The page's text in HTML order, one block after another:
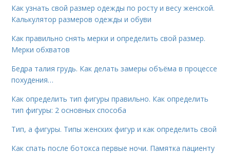
Как узнать свой размер одежды по росту и весу женской.
Калькулятор размеров одежды и обуви
Как правильно снять мерки и определить свой размер.
Мерки обхватов
Бедра талия грудь. Как делать замеры объёма в процессе
похудения…
Как определить тип фигуры правильно. Как определить
тип фигуры: 2 основных способа
Тип, а фигуры. Типы женских фигур и как определить свой
Как спать после ботокса первые ночи. Памятка пациенту